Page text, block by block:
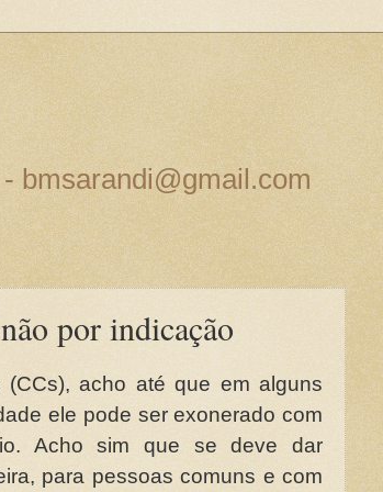
bmsarandi@gmail.com
por indicação
acho até que em alguns
ele pode ser exonerado com
Acho sim que se deve dar
para pessoas comuns e com